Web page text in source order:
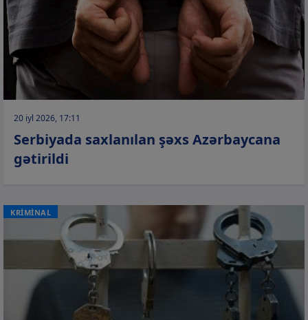
20 iyl 2026, 17:11
Serbiyada saxlanılan şəxs Azərbaycana
gətirildi
KRİMİNAL